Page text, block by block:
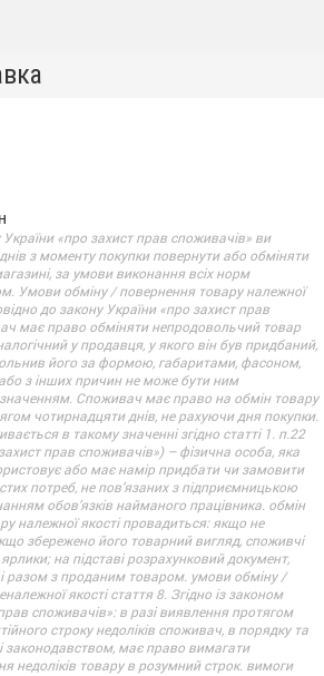
України «про захист прав споживачів» ви
з моменту покупки повернути або обміняти
за умови виконання всіх норм
Умови обміну / повернення товару належної
до закону України «про захист прав
має право обміняти непродовольчий товар
у продавця, у якого він був придбаний,
його за формою, габаритами, фасоном,
з інших причин не може бути ним
Споживач має право на обмін товару
чотирнадцяти днів, не рахуючи дня покупки.
в такому значенні згідно статті 1. п.22
прав споживачів») – фізична особа, яка
або має намір придбати чи замовити
потреб, не пов’язаних з підприємницькою
обов’язків найманого працівника. обмін
належної якості провадиться: якщо не
збережено його товарний вигляд, споживчі
на підставі розрахунковий документ,
разом з проданим товаром. умови обміну /
якості стаття 8. Згідно із законом
споживачів»: в разі виявлення протягом
строку недоліків споживач, в порядку та
законодавством, має право вимагати
недоліків товару в розумний строк. вимоги